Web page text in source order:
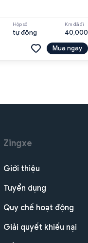
Hộp số
tự động
Km đã đi
40,000
Mua ngay
Zingxe
Giới thiệu
Tuyển dụng
Quy chế hoạt động
Giải quyết khiếu nại